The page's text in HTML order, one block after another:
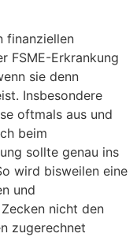
finanziellen
FSME-Erkrankung
sie denn
Insbesondere
oftmals aus und
beim
sollte genau ins
wird bisweilen eine
und
nicht den
zugerechnet